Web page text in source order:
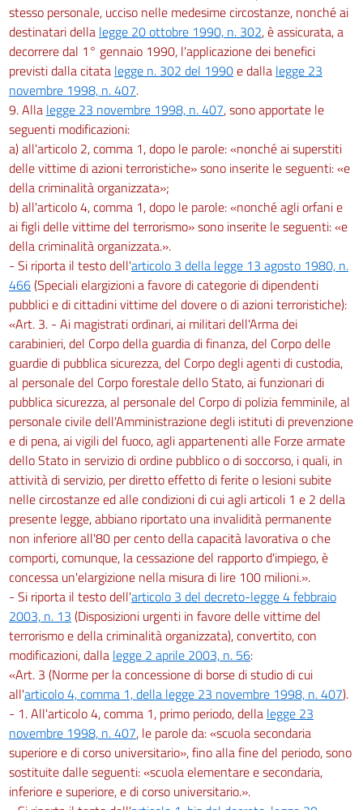
stesso personale, ucciso nelle medesime circostanze, nonché ai
destinatari della legge 20 ottobre 1990, n. 302, è assicurata, a
decorrere dal 1° gennaio 1990, l'applicazione dei benefici
previsti dalla citata legge n. 302 del 1990e dalla legge 23
novembre 1998, n. 407.
9. Alla legge 23 novembre 1998, n. 407, sono apportate le
seguenti modificazioni:
a) all'articolo 2, comma 1, dopo le parole: «nonché ai superstiti
delle vittime di azioni terroristiche» sono inserite le seguenti: «e
della criminalità organizzata»;
b) all'articolo 4, comma 1, dopo le parole: «nonché agli orfani e
ai figli delle vittime del terrorismo» sono inserite le seguenti: «e
della criminalità organizzata.».
- Si riporta il testo dell'articolo 3 della legge 13 agosto 1980, n.
466(Speciali elargizioni a favore di categorie di dipendenti
pubblici e di cittadini vittime del dovere o di azioni terroristiche):
«Art. 3. - Ai magistrati ordinari, ai militari dell'Arma dei
carabinieri, del Corpo della guardia di finanza, del Corpo delle
guardie di pubblica sicurezza, del Corpo degli agenti di custodia,
al personale del Corpo forestale dello Stato, ai funzionari di
pubblica sicurezza, al personale del Corpo di polizia femminile, al
personale civile dell'Amministrazione degli istituti di prevenzione
e di pena, ai vigili del fuoco, agli appartenenti alle Forze armate
dello Stato in servizio di ordine pubblico o di soccorso, i quali, in
attività di servizio, per diretto effetto di ferite o lesioni subite
nelle circostanze ed alle condizioni di cui agli articoli 1 e 2 della
presente legge, abbiano riportato una invalidità permanente
non inferiore all'80 per cento della capacità lavorativa o che
comporti, comunque, la cessazione del rapporto d'impiego, è
concessa un'elargizione nella misura di lire 100 milioni.».
- Si riporta il testo dell'articolo 3 del decreto-legge 4 febbraio
2003, n. 13 (Disposizioni urgenti in favore delle vittime del
terrorismo e della criminalità organizzata), convertito, con
modificazioni, dalla legge 2 aprile 2003, n. 56:
«Art. 3 (Norme per la concessione di borse di studio di cui
all'articolo 4, comma 1, della legge 23 novembre 1998, n. 407).
- 1. All'articolo 4, comma 1, primo periodo, della legge 23
novembre 1998, n. 407, le parole da: «scuola secondaria
superiore e di corso universitario», fino alla fine del periodo, sono
sostituite dalle seguenti: «scuola elementare e secondaria,
inferiore e superiore, e di corso universitario.».